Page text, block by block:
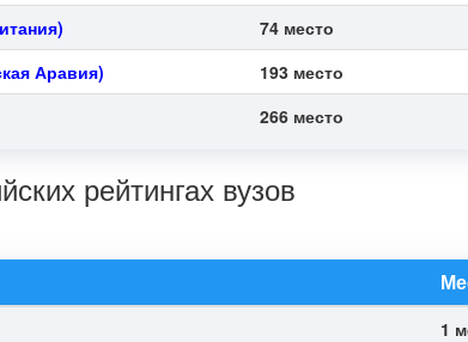
74 место
Аравия)
193 место
266 место
рейтингах вузов
1